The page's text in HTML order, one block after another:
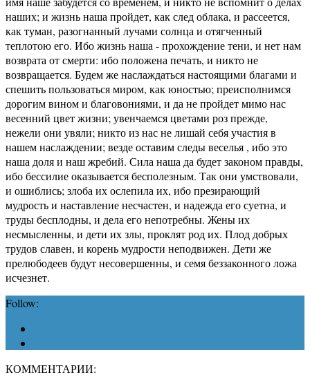
наших; и жизнь наша пройдет, как след облака, и рассеется,
как туман, разогнанный лучами солнца и отягченный
теплотою его. Ибо жизнь наша - прохождение тени, и нет нам
возврата от смерти: ибо положена печать, и никто не
возвращается. Будем же наслаждаться настоящими благами и
спешить пользоваться миром, как юностью; преисполнимся
дорогим вином и благовониями, и да не пройдет мимо нас
весенний цвет жизни; увенчаемся цветами роз прежде,
нежели они увяли; никто из нас не лишай себя участия в
нашем наслаждении; везде оставим следы веселья , ибо это
наша доля и наш жребий. Сила наша да будет законом правды,
ибо бессилие оказывается бесполезным. Так они умствовали,
и ошиблись; злоба их ослепила их, ибо презирающий
мудрость и наставление несчастен, и надежда его суетна, и
труды бесплодны, и дела его непотребны. Жены их
несмысленны, и дети их злы, проклят род их. Плод добрых
трудов славен, и корень мудрости неподвижен. Дети же
прелюбодеев будут несовершенны, и семя беззаконного ложа
исчезнет.
Follow:
КОММЕНТАРИИ: